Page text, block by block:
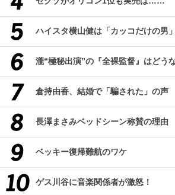
ハイスタ横山健は「カッコだけの男」
瀧“極秘出演”の『全裸監督』はどう
倉持由香、結婚で「騙された」の声
長澤まさみベッドシーン称賛の理由
ベッキー復帰難航のワケ
ゲス川谷に音楽関係者が激怒！